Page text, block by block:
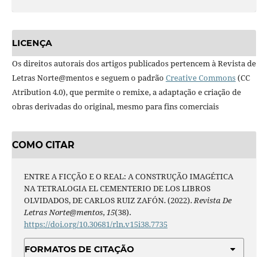
LICENÇA
Os direitos autorais dos artigos publicados pertencem à Revista de
Letras Norte@mentos e seguem o padrão Creative Commons(CC
Atribution 4.0), que permite o remixe, a adaptação e criação de
obras derivadas do original, mesmo para fins comerciais
COMO CITAR
ENTRE A FICÇÃO E O REAL: A CONSTRUÇÃO IMAGÉTICA
NA TETRALOGIA EL CEMENTERIO DE LOS LIBROS
OLVIDADOS, DE CARLOS RUIZ ZAFÓN. (2022).Revista De
Letras Norte@mentos,15(38).
https://doi.org/10.30681/rln.v15i38.7735
FORMATOS DE CITAÇÃO